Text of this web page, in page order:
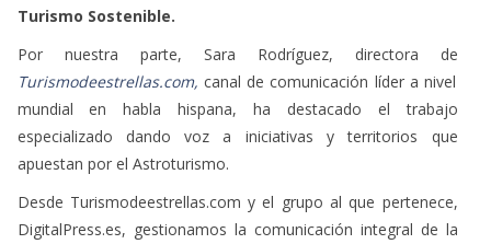
Turismo Sostenible.
Por nuestra parte, Sara Rodríguez, directora de
Turismodeestrellas.com, canal de comunicación líder a nivel
mundial en habla hispana, ha destacado el trabajo
especializado dando voz a iniciativas y territorios que
apuestan por el Astroturismo.
Desde Turismodeestrellas.com y el grupo al que pertenece,
DigitalPress.es, gestionamos la comunicación integral de la